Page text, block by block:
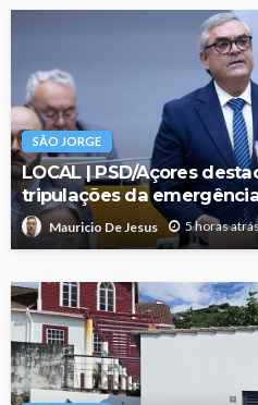
SÃO JORGE
LOCAL | PSD/Açores
tripulações da
Mauricio De Jesus 5 horas